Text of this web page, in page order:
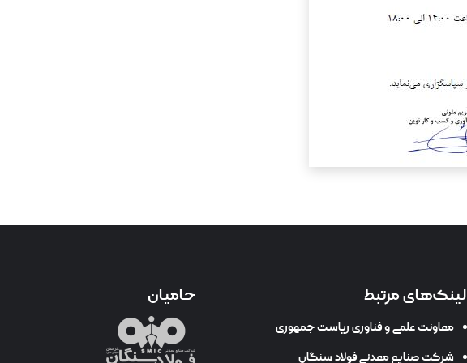
حامیان لینک‌های مرتبط
معاونت علمی و فناوری ریاست جمهوری
شرکت صنایع معدنی فولاد سنگان